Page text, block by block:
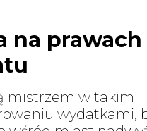
na prawach
mistrzem w takim
wydatkami,